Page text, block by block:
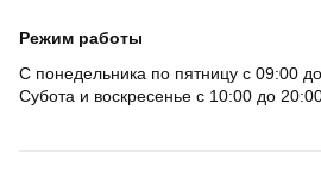
Режим работы
С понедельника по пятницу с 09:00
Субота и воскресенье с 10:00 до